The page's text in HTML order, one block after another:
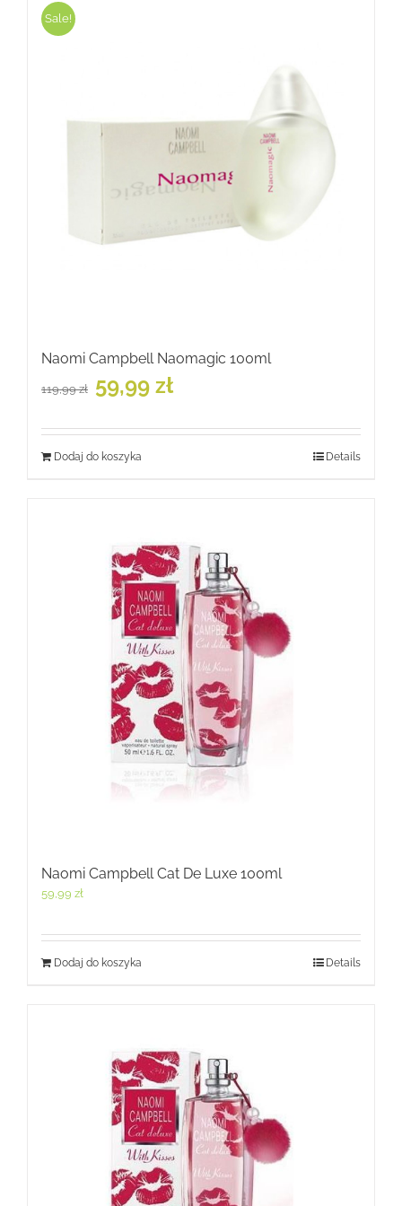
Sale!
Naomi Campbell Naomagic 100ml
119,99zł
Pierwotna
cena
119,99 zł.
59,99 złcena
59,99 zł.
Dodaj do koszyka Details
Naomi Campbell Cat De Luxe 100ml
59,99 zł
Dodaj do koszyka Details